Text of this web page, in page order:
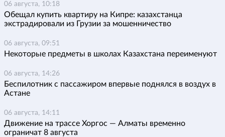
06 августа, 10:18
Обещал купить квартиру на Кипре: казахстанца
экстрадировали из Грузии за мошенничество
06 августа, 09:51
Некоторые предметы в школах Казахстана переименуют
06 августа, 14:26
Беспилотник с пассажиром впервые поднялся в воздух в
Астане
06 августа, 14:11
Движение на трассе Хоргос — Алматы временно
ограничат 8 августа